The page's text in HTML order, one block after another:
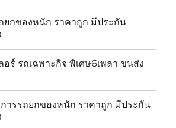
ยกของหนัก ราคาถูก มีประกัน
อร์ รถเฉพาะกิจ พิเศษ6เพลา ขนส่ง
ารรถยกของหนัก ราคาถูก มีประกัน